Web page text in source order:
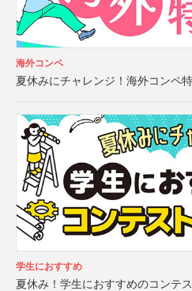
海外コンペ
夏休みにチャレンジ！海外コンペ
学生におすすめ
夏休み！学生におすすめのコンテ